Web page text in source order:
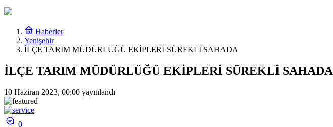
Haberler
Yenişehir
İLÇE TARIM MÜDÜRLÜĞÜ EKİPLERİ SÜREKLİ SAHADA
İLÇE TARIM MÜDÜRLÜĞÜ EKİPLERİ SÜREKLİ SAHADA
10 Haziran 2023, 00:00 yayınlandı
0